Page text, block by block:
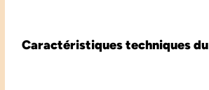
Caractéristiques techniques du